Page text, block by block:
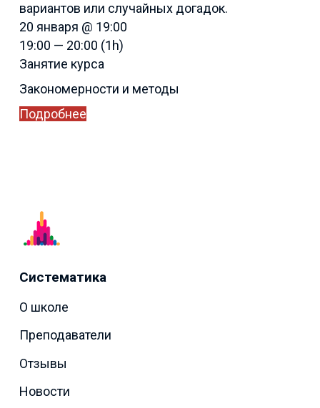
вариантов или случайных догадок.
20 января @ 19:00
19:00 — 20:00 (1h)
Занятие курса
Закономерности и методы
Подробнее
Систематика
О школе
Преподаватели
Отзывы
Новости